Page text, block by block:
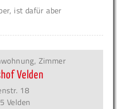
ist dafür aber
Zimmer
Velden
18
Velden